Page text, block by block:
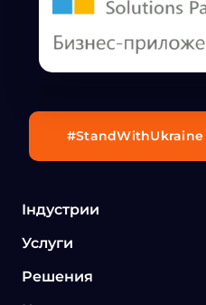
Індустрии
Услуги
Решения
#StandWithUkraine